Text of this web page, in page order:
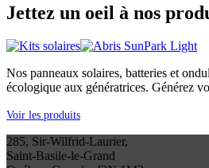
Jettez un oeil à nos
Nos panneaux solaires, batteries et
écologique aux génératrices. Générez
Voir les produits
285, Sir-Wilfrid-Laurier,
Saint-Basile-le-Grand